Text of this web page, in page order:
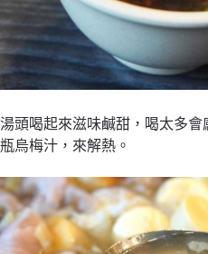
湯頭喝起來滋味鹹甜，喝太多
瓶烏梅汁，來解熱。